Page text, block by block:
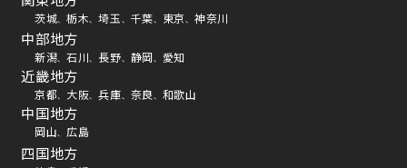
茨城、 栃木、 埼玉、 千葉、 東京、 神奈川
中部地方
新潟、 石川、 長野、 静岡、 愛知
近畿地方
京都、 大阪、 兵庫、 奈良、 和歌山
中国地方
岡山、 広島
四国地方